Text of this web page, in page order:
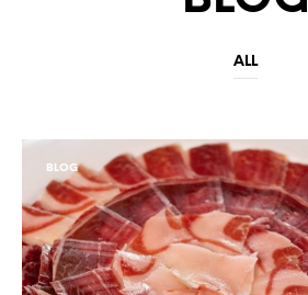
ALL
BLOG